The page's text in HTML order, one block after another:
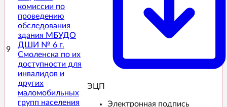
9
комиссии по
проведению
обследования
здания МБУДО
ДШИ № 6 г.
Смоленска по их
доступности для
инвалидов и
других
маломобильных
групп населения
ЭЦП️
Электронная подпись